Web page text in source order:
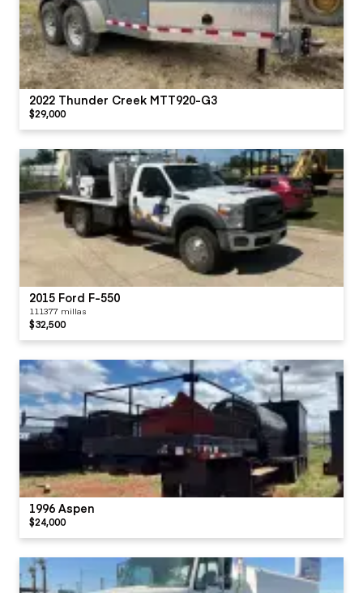
2022 Thunder Creek MTT920-G3
$29,000
2015 Ford F-550
111377 millas
$32,500
1996 Aspen
$24,000